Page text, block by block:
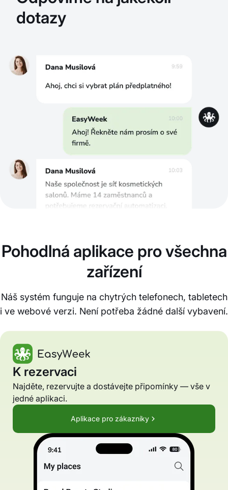
dotazy
Pohodlná aplikace pro všechna
zařízení
Náš systém funguje na chytrých telefonech, tabletech
i ve webové verzi. Není potřeba žádné další vybavení.
K rezervaci
Najděte, rezervujte a dostávejte připomínky — vše v
jedné aplikaci.
Aplikace pro zákazníky